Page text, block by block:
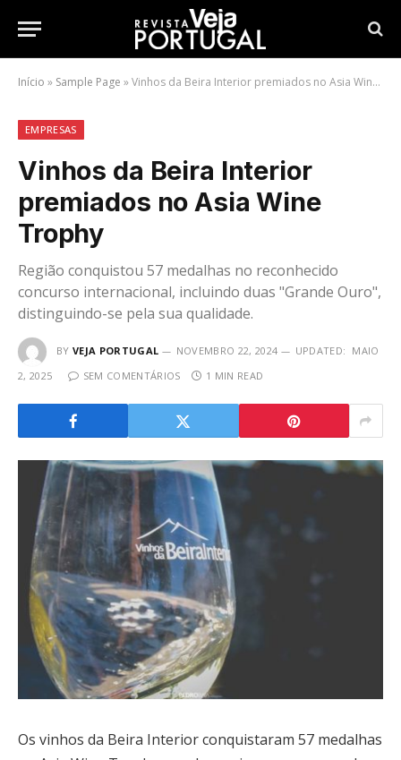
Início » Sample Page »Vinhos da Beira Interior premiados no Asia Wine Trophy
EMPRESAS
Vinhos da Beira Interior
premiados no Asia Wine
Trophy
Região conquistou 57 medalhas no reconhecido
concurso internacional, incluindo duas "Grande Ouro",
distinguindo-se pela sua qualidade.
BY VEJA PORTUGAL NOVEMBRO 22, 2024 UPDATED: MAIO
2, 2025
SEM COMENTÁRIOS 1 MIN READ
Os vinhos da Beira Interior conquistaram 57 medalhas